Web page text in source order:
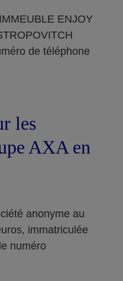
ENJOY
de téléphone
les
AXA en
anonyme au
immatriculée
numéro